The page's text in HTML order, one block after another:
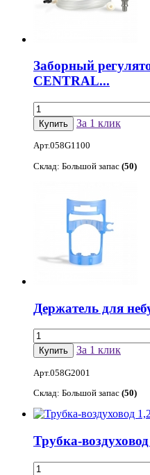
Заборный
CENTRAL...
За 1 клик
Арт.058G1100
Склад: Большой запас (50)
Держатель для
За 1 клик
Арт.058G2001
Склад: Большой запас (50)
Трубка-